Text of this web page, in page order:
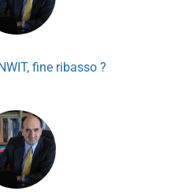
fine ribasso ?